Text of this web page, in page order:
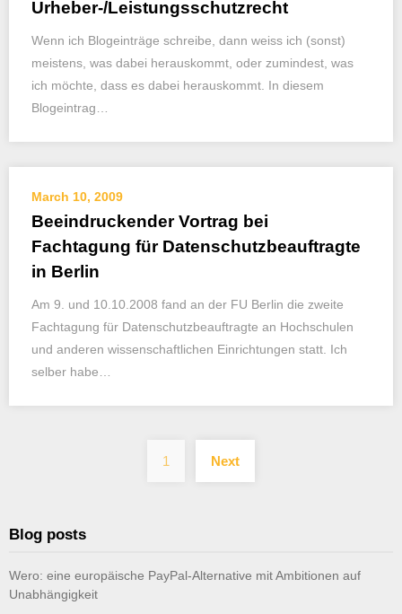
Urheber-/Leistungsschutzrecht
Wenn ich Blogeinträge schreibe, dann weiss ich (sonst)
meistens, was dabei herauskommt, oder zumindest, was
ich möchte, dass es dabei herauskommt. In diesem
Blogeintrag…
March 10, 2009
Beeindruckender Vortrag bei
Fachtagung für Datenschutzbeauftragte
in Berlin
Am 9. und 10.10.2008 fand an der FU Berlin die zweite
Fachtagung für Datenschutzbeauftragte an Hochschulen
und anderen wissenschaftlichen Einrichtungen statt. Ich
selber habe…
Posts
1 Next
Blog posts
Wero: eine europäische PayPal-Alternative mit Ambitionen auf
Unabhängigkeit